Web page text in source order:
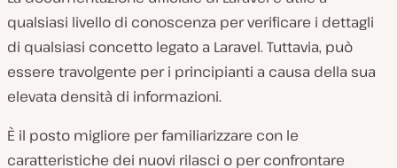
qualsiasi livello di conoscenza per verificare i dettagli
di qualsiasi concetto legato a Laravel. Tuttavia, può
essere travolgente per i principianti a causa della sua
elevata densità di informazioni.
È il posto migliore per familiarizzare con le
caratteristiche dei nuovi rilasci o per confrontare